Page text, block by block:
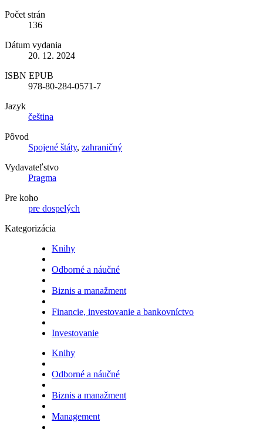
Počet strán
136
Dátum vydania
20. 12. 2024
ISBN EPUB
978-80-284-0571-7
Jazyk
čeština
Pôvod
Spojené štáty, zahraničný
Vydavateľstvo
Pragma
Pre koho
pre dospelých
Kategorizácia
Knihy
Odborné a náučné
Biznis a manažment
Financie, investovanie a bankovníctvo
Investovanie
Knihy
Odborné a náučné
Biznis a manažment
Management